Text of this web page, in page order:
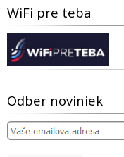
WiFi pre teba
Odber noviniek